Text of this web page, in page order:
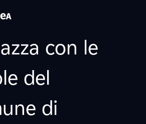
con le
del
di